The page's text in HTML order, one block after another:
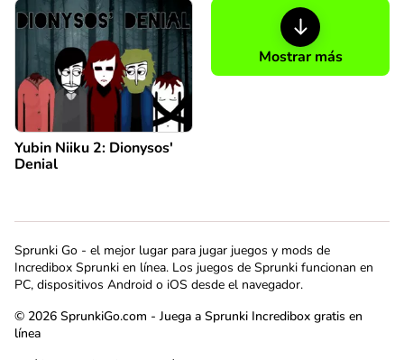
Yubin Niiku 2: Dionysos'
Denial
Mostrar más
Sprunki Go - el mejor lugar para jugar juegos y mods de
Incredibox Sprunki en línea. Los juegos de Sprunki funcionan en
PC, dispositivos Android o iOS desde el navegador.
© 2026 SprunkiGo.com - Juega a Sprunki Incredibox gratis en
línea